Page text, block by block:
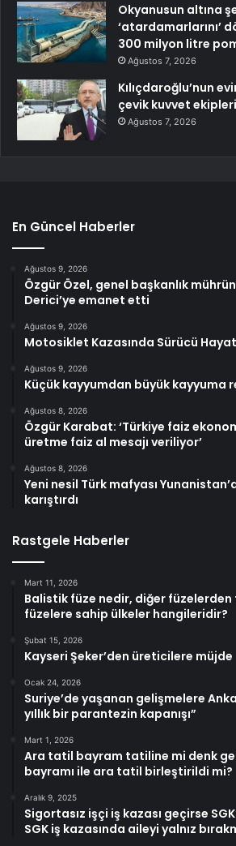
Okyanusun altına
‘atardamarlarını’
300 milyon litre
Ağustos 7, 2026
Kılıçdaroğlu’nun
çevik kuvvet
Ağustos 7, 2026
En Güncel Haberler
Ağustos 9, 2026
Özgür Özel, genel başkanlık
Derici’ye emanet etti
Ağustos 9, 2026
Motosiklet Kazasında Sürücü
Ağustos 9, 2026
Küçük kayyumdan büyük kayyuma
Ağustos 8, 2026
Özgür Karabat: ‘Türkiye faiz
üretme faiz al mesajı veriliyor’
Ağustos 8, 2026
Yeni nesil Türk mafyası
karıştırdı
Rastgele Haberler
Mart 11, 2026
Balistik füze nedir, diğer füzelerden
füzelere sahip ülkeler hangileridir?
Şubat 15, 2026
Kayseri Şeker’den üreticilere müjde
Ocak 24, 2026
Suriye’de yaşanan gelişmelere
yıllık bir parantezin kapanışı”
Mart 1, 2026
Ara tatil bayram tatiline mi denk
bayramı ile ara tatil birleştirildi mi?
Aralık 9, 2025
Sigortasız işçi iş kazası geçirse
SGK iş kazasında aileyi yalnız